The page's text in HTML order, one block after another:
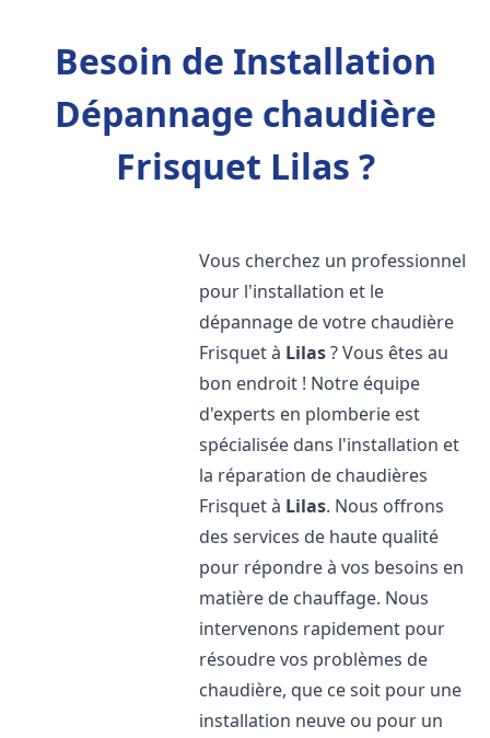
Besoin de Installation
Dépannage chaudière
Frisquet Lilas ?
Vous cherchez un professionnel
pour l'installation et le
dépannage de votre chaudière
Frisquet à Lilas? Vous êtes au
bon endroit ! Notre équipe
d'experts en plomberie est
spécialisée dans l'installation et
la réparation de chaudières
Frisquet à Lilas. Nous offrons
des services de haute qualité
pour répondre à vos besoins en
matière de chauffage. Nous
intervenons rapidement pour
résoudre vos problèmes de
chaudière, que ce soit pour une
installation neuve ou pour un